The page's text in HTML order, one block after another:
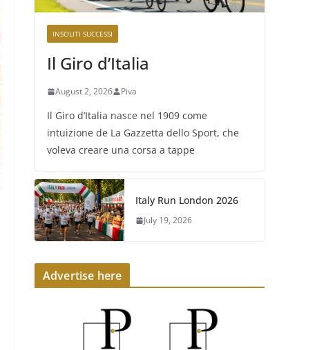
INSOLITI SUCCESSI
Il Giro d’Italia
August 2, 2026 Piva
Il Giro d’Italia nasce nel 1909 come
intuizione de La Gazzetta dello Sport, che
voleva creare una corsa a tappe
Italy Run London 2026
July 19, 2026
Advertise here